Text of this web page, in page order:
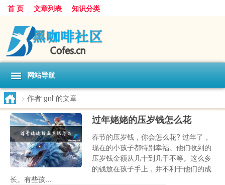
首 页 文章列表 知识分类
网站导航
> 作者“gnl”的文章
过年姥姥的压岁钱怎么花
春节的压岁钱，你会怎么花? 过年了，
现在的小孩子都特别幸福。他们收到的
压岁钱金额从几十到几千不等。这么多
的钱放在孩子手上，并不利于他们的成
长。有些孩...